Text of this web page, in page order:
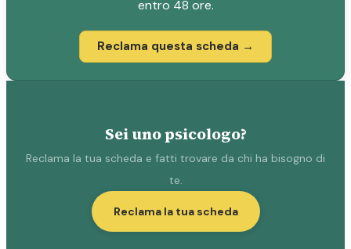
entro 48 ore.
Reclama questa scheda →
Sei uno psicologo?
Reclama la tua scheda e fatti trovare da chi ha bisogno di
te.
Reclama la tua scheda